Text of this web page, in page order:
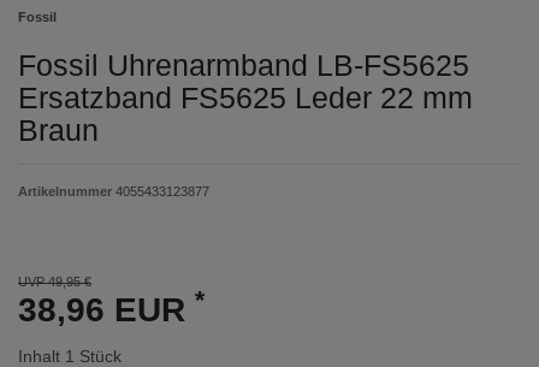
Fossil
Fossil Uhrenarmband LB-FS5625
Ersatzband FS5625 Leder 22 mm
Braun
Artikelnummer 4055433123877
UVP 49,95 €
38,96 EUR *
Inhalt 1 Stück